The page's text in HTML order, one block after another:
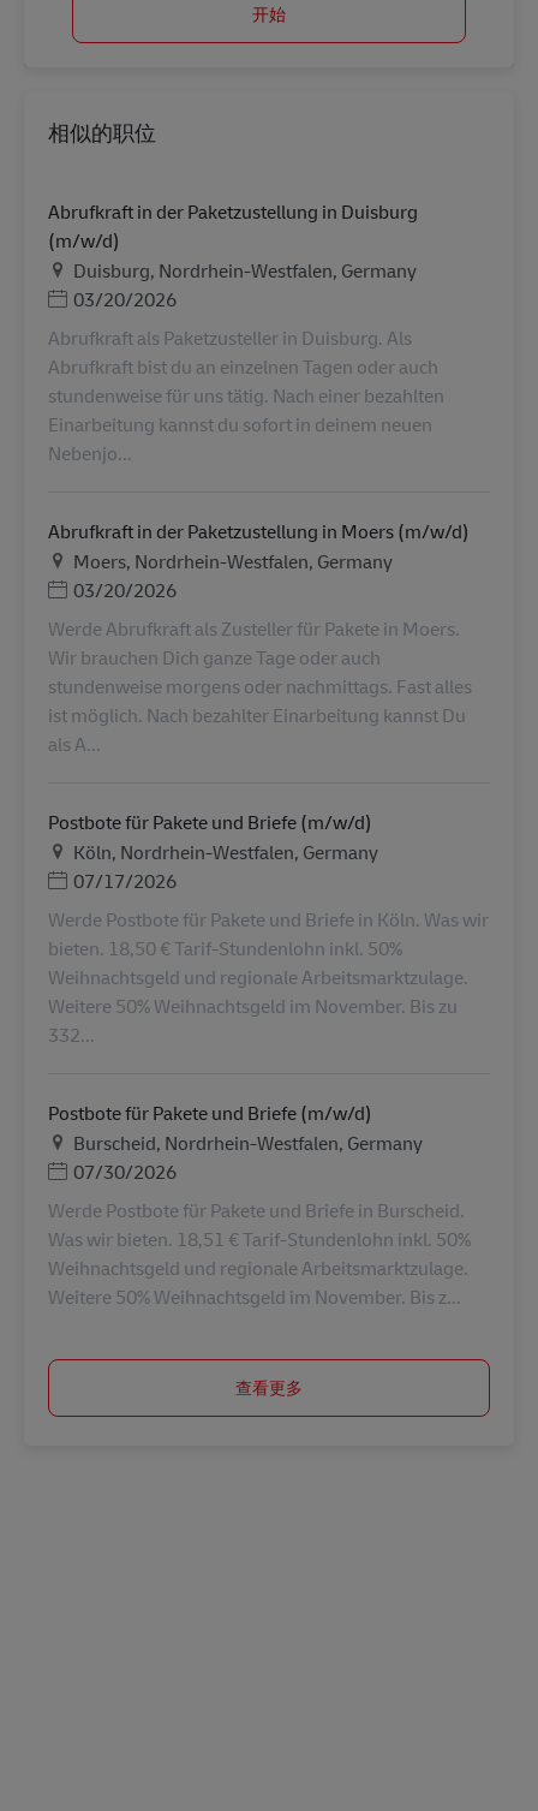
开始
相似的职位
Abrufkraft in der Paketzustellung in Duisburg
(m/w/d)
地点Duisburg, Nordrhein-Westfalen, Germany
Posted Date
03/20/2026
Abrufkraft als Paketzusteller in Duisburg. Als
Abrufkraft bist du an einzelnen Tagen oder auch
stundenweise für uns tätig. Nach einer bezahlten
Einarbeitung kannst du sofort in deinem neuen
Nebenjo...
Abrufkraft in der Paketzustellung in Moers (m/w/d)
地点Moers, Nordrhein-Westfalen, Germany
Posted Date
03/20/2026
Werde Abrufkraft als Zusteller für Pakete in Moers.
Wir brauchen Dich ganze Tage oder auch
stundenweise morgens oder nachmittags. Fast alles
ist möglich. Nach bezahlter Einarbeitung kannst Du
als A...
Postbote für Pakete und Briefe (m/w/d)
地点Köln, Nordrhein-Westfalen, Germany
Posted Date
07/17/2026
Werde Postbote für Pakete und Briefe in Köln. Was wir
bieten. 18,50 € Tarif-Stundenlohn inkl. 50%
Weihnachtsgeld und regionale Arbeitsmarktzulage.
Weitere 50% Weihnachtsgeld im November. Bis zu
332...
Postbote für Pakete und Briefe (m/w/d)
地点Burscheid, Nordrhein-Westfalen, Germany
Posted Date
07/30/2026
Werde Postbote für Pakete und Briefe in Burscheid.
Was wir bieten. 18,51 € Tarif-Stundenlohn inkl. 50%
Weihnachtsgeld und regionale Arbeitsmarktzulage.
Weitere 50% Weihnachtsgeld im November. Bis z...
查看更多